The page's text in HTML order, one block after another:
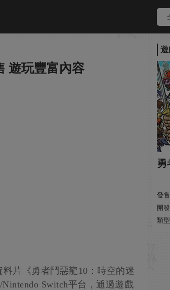
遊
勇
發
開
類
遊玩豐富內容
片《勇者鬥惡龍10：時空的迷
Switch平台，通過遊戲